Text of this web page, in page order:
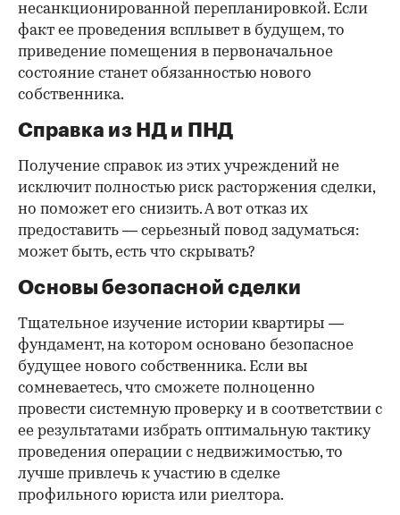
несанкционированной перепланировкой. Если
факт ее проведения всплывет в будущем, то
приведение помещения в первоначальное
состояние станет обязанностью нового
собственника.
Справка из НД и ПНД
Получение справок из этих учреждений не
исключит полностью риск расторжения сделки,
но поможет его снизить. А вот отказ их
предоставить — серьезный повод задуматься:
может быть, есть что скрывать?
Основы безопасной сделки
Тщательное изучение истории квартиры —
фундамент, на котором основано безопасное
будущее нового собственника. Если вы
сомневаетесь, что сможете полноценно
провести системную проверку и в соответствии с
ее результатами избрать оптимальную тактику
проведения операции с недвижимостью, то
лучше привлечь к участию в сделке
профильного юриста или риелтора.